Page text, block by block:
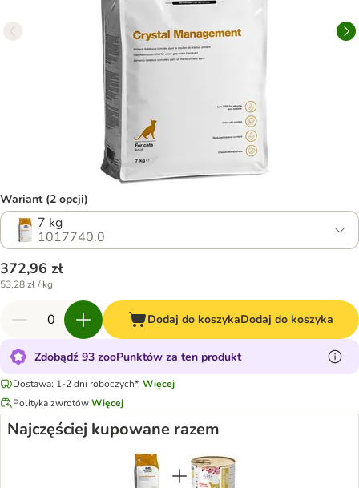
Wariant (2 opcji)
7 kg
1017740.0
372,96 zł
53,28 zł / kg
Dodaj do koszykaDodaj do koszyka
Zdobądź 93 zooPunktów za ten produkt
Dostawa: 1-2 dni roboczych*. Więcej
Polityka zwrotówWięcej
Najczęściej kupowane razem